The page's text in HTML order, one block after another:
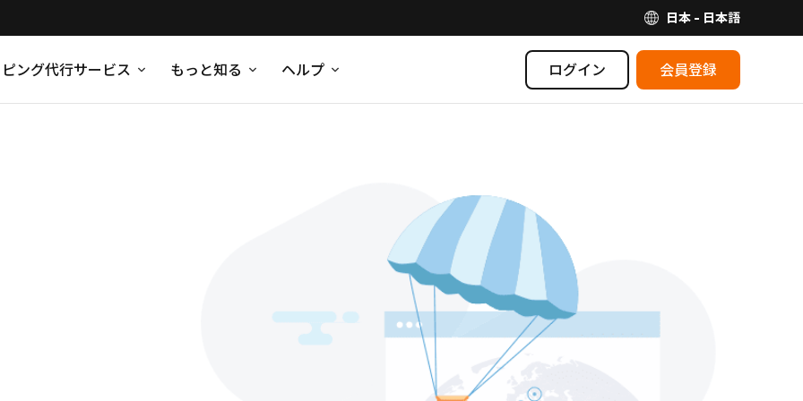
日本 - 日本語
ング代行サービス もっと知る ヘルプ ログイン 会員登録